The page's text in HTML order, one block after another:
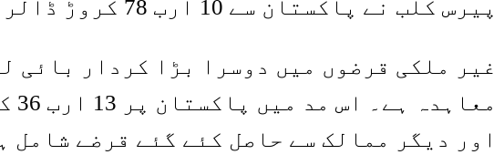
پیرس کلب نے پاکستان سے 10 ارب 78 کروڑ ڈالر وصول کرنے ہیں۔
غیر ملکی قرضوں میں دوسرا بڑا کردار بائی
اور دیگر ممالک سے حاصل کئے گئے قرضے شامل